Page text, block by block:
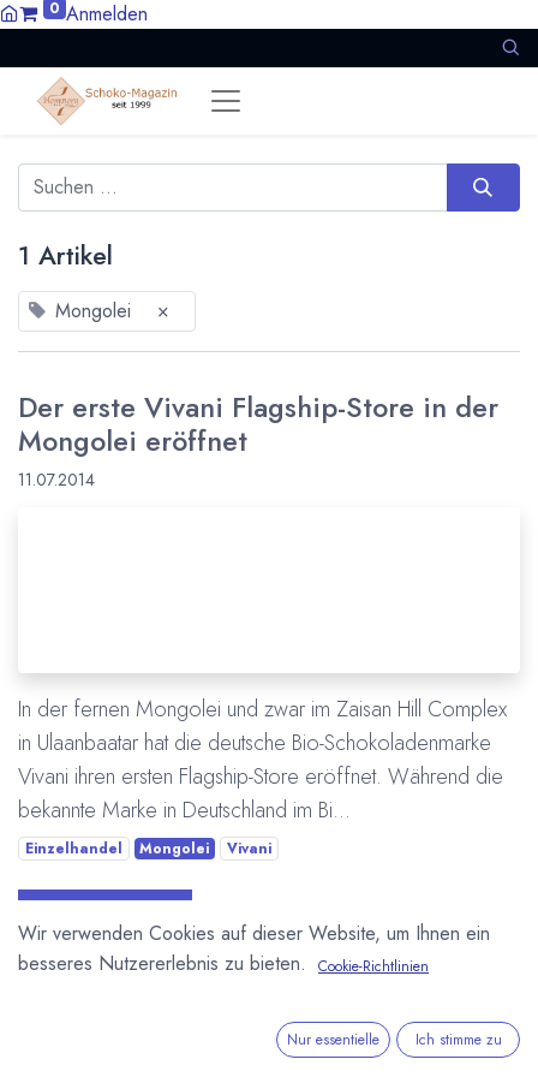
0 Anmelden
1 Artikel
Mongolei ×
Der erste Vivani Flagship-Store in der
Mongolei eröffnet
11.07.2014
In der fernen Mongolei und zwar im Zaisan Hill Complex
in Ulaanbaatar hat die deutsche Bio-Schokoladenmarke
Vivani ihren ersten Flagship-Store eröffnet. Während die
bekannte Marke in Deutschland im Bi...
Einzelhandel Mongolei Vivani
ÜBER UNS
In unserem Blog berichten wir über die große weite Welt von
Wir verwenden Cookies auf dieser Website, um Ihnen ein
besseres Nutzererlebnis zu bieten.
Cookie-Richtlinien
Nur essentielle Ich stimme zu